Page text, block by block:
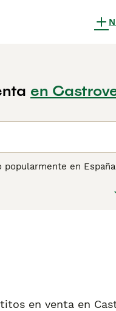
en
popularmente en
fino y sedoso,
muy activo,
interacción continua.
las palabras clave más
y «gato
y elegancia a su
en venta en